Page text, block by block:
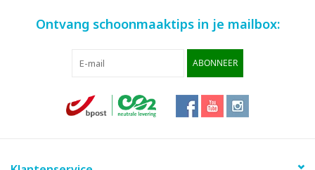
Ontvang schoonmaaktips in je mailbox:
ABONNEER